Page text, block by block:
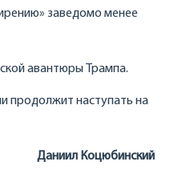
заведомо менее
авантюры Трампа.
продолжит наступать на
Даниил Коцюбинский